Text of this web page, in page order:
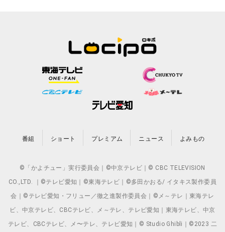
番組 ショート プレミアム ニュース よみもの
©「かよチュー」実行委員会｜©中京テレビ｜© CBC TELEVISION
CO.,LTD. ｜©テレビ愛知｜©東海テレビ｜©多田かおる/ イタキス製作委員
会｜©テレビ愛知・フリュー／徹之進製作委員会｜©メ～テレ｜東海テレ
ビ、中京テレビ、CBCテレビ、メ～テレ、テレビ愛知｜東海テレビ、中京
テレビ、CBCテレビ、メ〜テレ、テレビ愛知｜© Studio Ghibli｜©2023 二